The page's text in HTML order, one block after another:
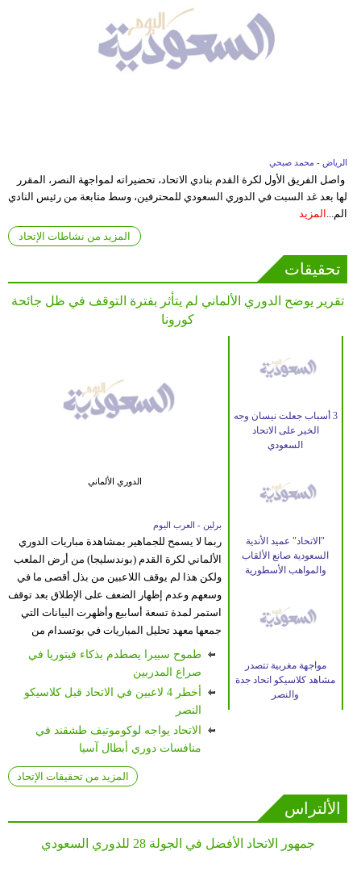
الرياض - محمد صبحي
واصل الفريق الأول لكرة القدم بنادي الاتحاد، تحضيراته لمواجهة النصر، المقرر
لها بعد غد السبت في الدوري السعودي للمحترفين، وسط متابعة من رئيس النادي
الم... المزيد
المزيد من نشاطات الإتحاد
تحقيقات
تقرير يوضح الدوري الألماني لم يتأثر بفترة التوقف في ظل جائحة
كورونا
الدوري الألماني
برلين - العرب اليوم
ربما لا يسمح للجماهير بمشاهدة مباريات الدوري
الألماني لكرة القدم (بوندسليجا) من أرض الملعب
ولكن هذا لم يوقف اللاعبين من بذل أقصى ما في
وسعهم وعدم إظهار الضعف على الإطلاق بعد توقف
استمر لمدة تسعة أسابيع وأظهرت البيانات التي
جمعها معهد تحليل المباريات في بوتسدام من
اقرأ المزيد
طموح سييرا يصطدم بذكاء فيتوريا في
صراع المدربين
أخطر 4 لاعبين في الاتحاد قبل كلاسيكو
النصر
الاتحاد يواجه لوكوموتيف طشقند في
منافسات دوري أبطال آسيا
المزيد من تحقيقات الإتحاد
3 أسباب جعلت نيسان وجه
الخير على الاتحاد
السعودي
"الاتحاد" عميد الأندية
السعودية صانع الألقاب
والمواهب الأسطورية
مواجهة مغربية تتصدر
مشاهد كلاسيكو اتحاد جدة
والنصر
الألتراس
جمهور الاتحاد الأفضل في الجولة 28 للدوري السعودي